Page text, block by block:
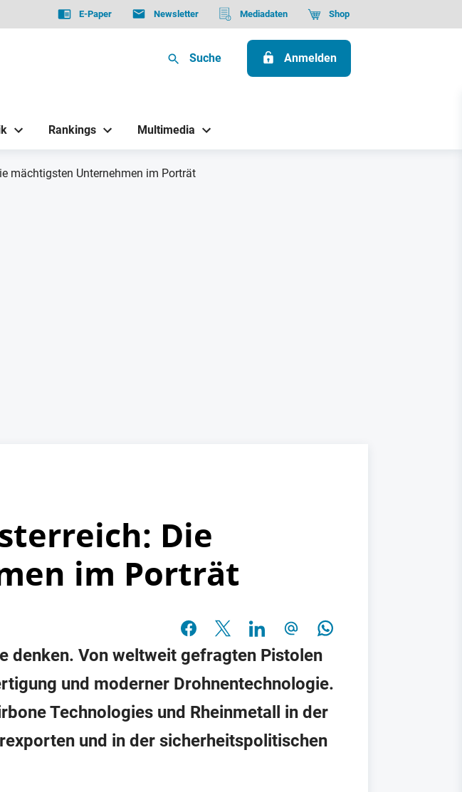
E-Paper Newsletter Mediadaten Shop
Suche Anmelden
Rankings Multimedia
mächtigsten Unternehmen im Porträt
Die
im Porträt
denken. Von weltweit gefragten Pistolen
und moderner Drohnentechnologie.
Technologies und Rheinmetall in der
und in der sicherheitspolitischen